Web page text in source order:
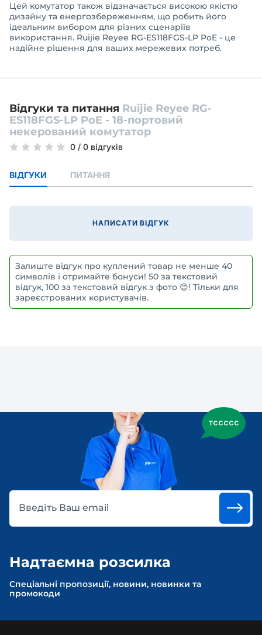
Цей комутатор також відзначається високою якістю
дизайну та енергозбереженням, що робить його
ідеальним вибором для різних сценаріїв
використання. Ruijie Reyee RG-ES118FGS-LP PoE - це
надійне рішення для ваших мережевих потреб.
Відгуки та питання Ruijie Reyee RG-
ES118FGS-LP PoE - 18-портовий
некерований комутатор
0 / 0 відгуків
ВІДГУКИ ПИТАННЯ
НАПИСАТИ ВІДГУК
Залиште відгук про куплений товар не менше 40
символів і отримайте бонуси! 50 за текстовий
відгук, 100 за текстовий відгук з фото 😊! Тільки для
зареєстрованих користувачів.
Введіть Ваш email
Надтаємна розсилка
Спеціальні пропозиції, новини, новинки та
промокоди